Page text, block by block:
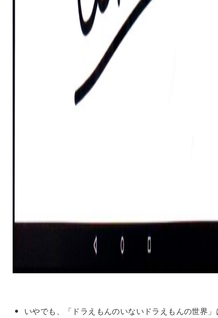
いやでも、「ドラえもんのいないドラえもんの世界」